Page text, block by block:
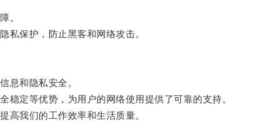
。
保护，防止黑客和网络攻击。
和隐私安全。
定等优势，为用户的网络使用提供了可靠的支持。
我们的工作效率和生活质量。